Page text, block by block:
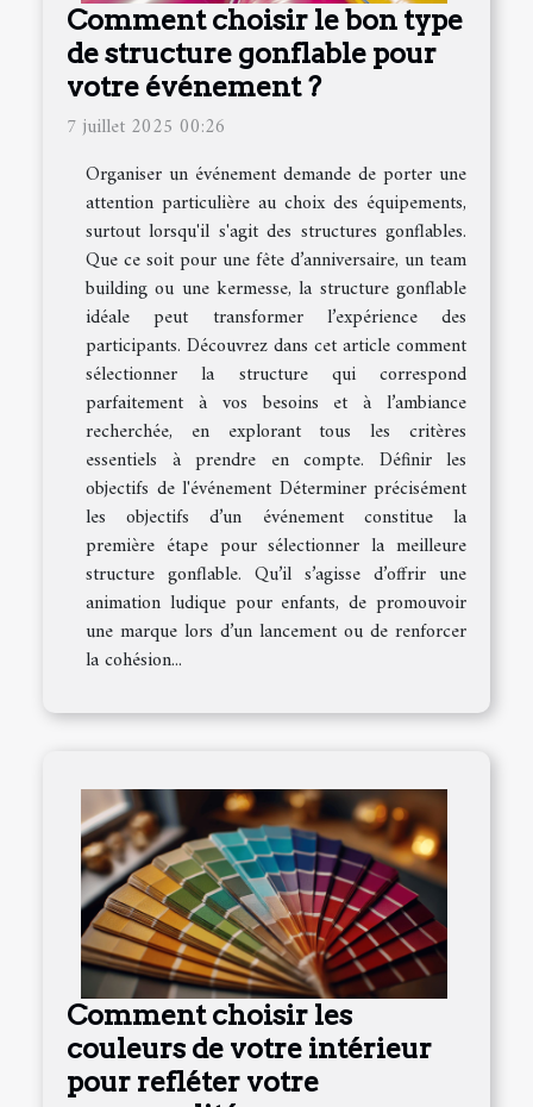
Comment choisir le bon type
de structure gonflable pour
votre événement ?
7 juillet 2025 00:26
Organiser un événement demande de porter une
attention particulière au choix des équipements,
surtout lorsqu'il s'agit des structures gonflables.
Que ce soit pour une fête d’anniversaire, un team
building ou une kermesse, la structure gonflable
idéale peut transformer l’expérience des
participants. Découvrez dans cet article comment
sélectionner la structure qui correspond
parfaitement à vos besoins et à l’ambiance
recherchée, en explorant tous les critères
essentiels à prendre en compte. Définir les
objectifs de l'événement Déterminer précisément
les objectifs d’un événement constitue la
première étape pour sélectionner la meilleure
structure gonflable. Qu’il s’agisse d’offrir une
animation ludique pour enfants, de promouvoir
une marque lors d’un lancement ou de renforcer
la cohésion...
Comment choisir les
couleurs de votre intérieur
pour refléter votre